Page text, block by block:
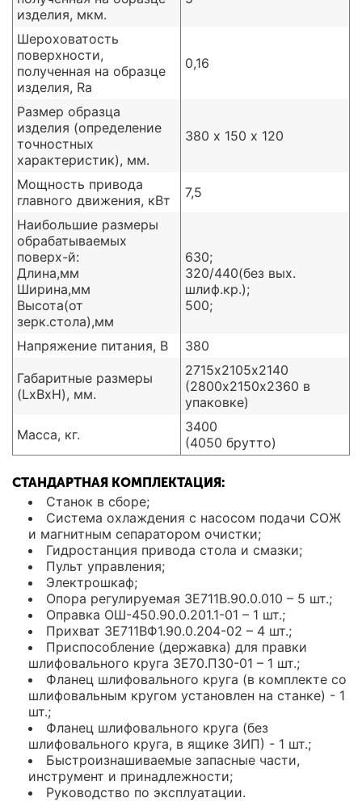
изделия, мкм.
Шероховатость
поверхности,
полученная на образце
изделия, Ra
0,16
Размер образца
изделия (определение
точностных
характеристик), мм.
380 х 150 х 120
Мощность привода
главного движения, кВт
7,5
Наибольшие размеры
обрабатываемых
поверх-й:
Длина,мм
Ширина,мм
Высота(от
зерк.стола),мм
630;
320/440(без вых.
шлиф.кр.);
500;
Напряжение питания, В
380
Габаритные размеры
(LxBxH), мм.
2715х2105х2140
(2800х2150х2360 в
упаковке)
Масса, кг.
3400
(4050 брутто)
СТАНДАРТНАЯ КОМПЛЕКТАЦИЯ:
Станок в сборе;
Система охлаждения с насосом подачи СОЖ
и магнитным сепаратором очистки;
Гидростанция привода стола и смазки;
Пульт управления;
Электрошкаф;
Опора регулируемая 3Е711В.90.0.010 – 5 шт.;
Оправка ОШ-450.90.0.201.1-01 – 1 шт.;
Прихват 3Е711ВФ1.90.0.204-02 – 4 шт.;
Приспособление (державка) для правки
шлифовального круга 3Е70.П30-01 – 1 шт.;
Фланец шлифовального круга (в комплекте со
шлифовальным кругом установлен на станке) - 1
шт.;
Фланец шлифовального круга (без
шлифовального круга, в ящике ЗИП) - 1 шт.;
Быстроизнашиваемые запасные части,
инструмент и принадлежности;
Руководство по эксплуатации.